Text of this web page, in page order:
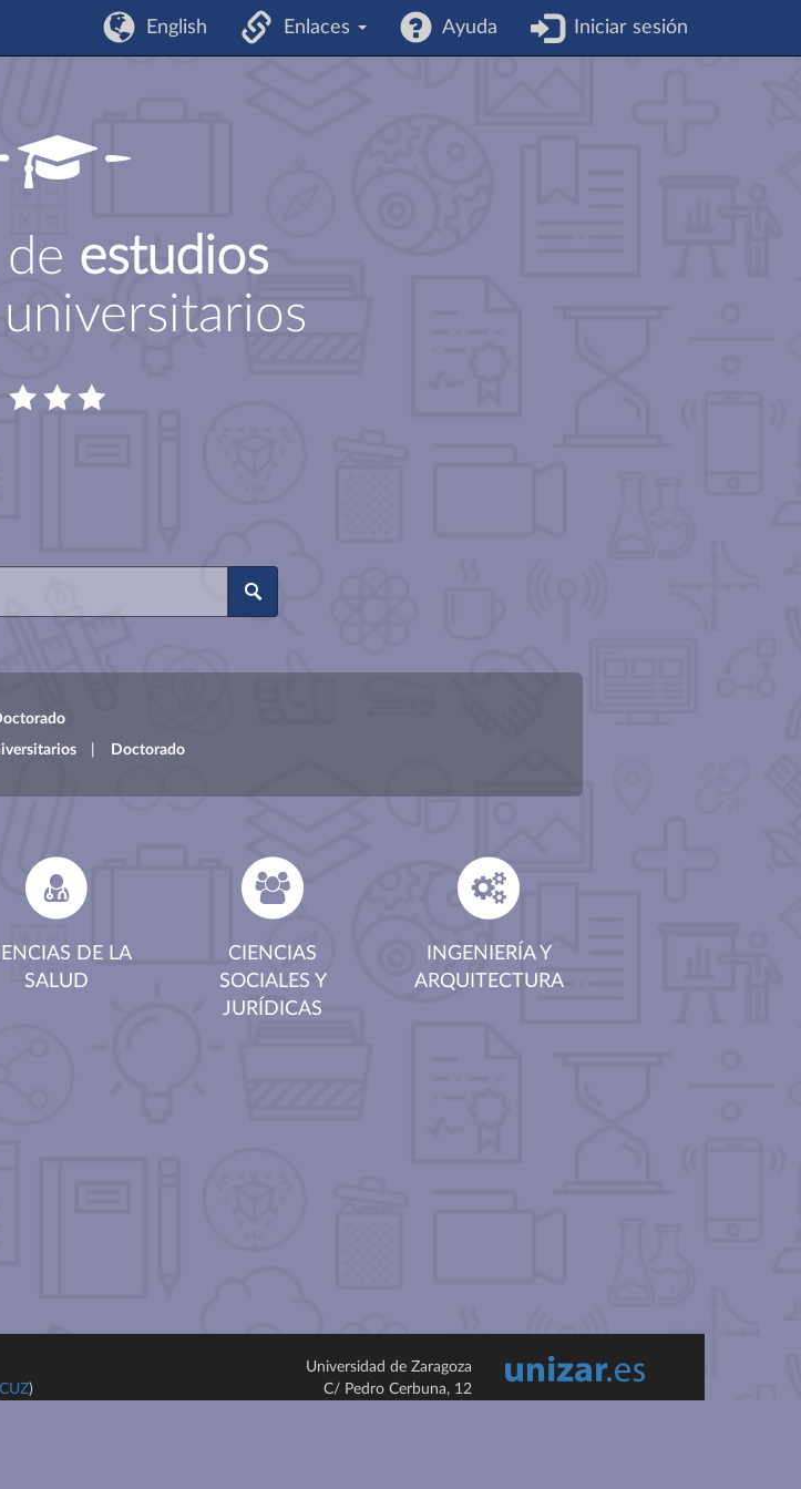
English Enlaces Ayuda Iniciar sesión
estudios
universitarios
Doctorado
DE LA
SALUD
CIENCIAS
SOCIALES Y
JURÍDICAS
INGENIERÍA Y
ARQUITECTURA
)
Universidad de Zaragoza
C/ Pedro Cerbuna, 12